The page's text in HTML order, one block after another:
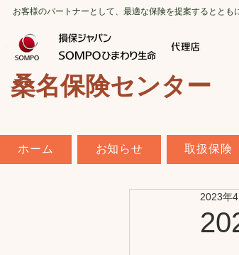
お客様のパートナーとして、最適な保険を提案するととも
桑名保険センター
ホーム お知らせ 取扱保険
2023年